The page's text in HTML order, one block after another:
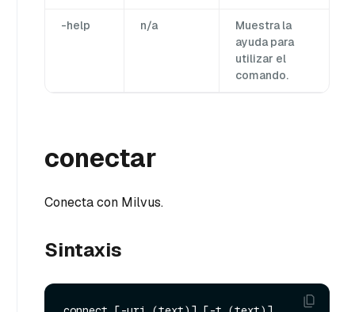
-help n/a
Muestra la
ayuda para
utilizar el
comando.
conectar
Conecta con Milvus.
Sintaxis